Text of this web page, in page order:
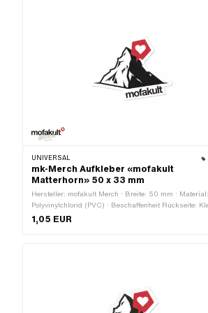
UNIVERSAL
mk-Merch Aufkleber «mofakult
Matterhorn» 50 x 33 mm
Hersteller: mofakult Merch · Breite: 50 mm · Material:
Polyvinylchlorid (PVC) · Beschaffenheit Rückseite:
· Verwendungsort: Universal · Farbe: rot · Farbe:
1,05 EUR